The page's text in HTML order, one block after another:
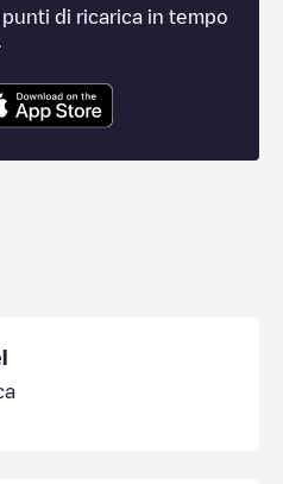
di ricarica in tempo